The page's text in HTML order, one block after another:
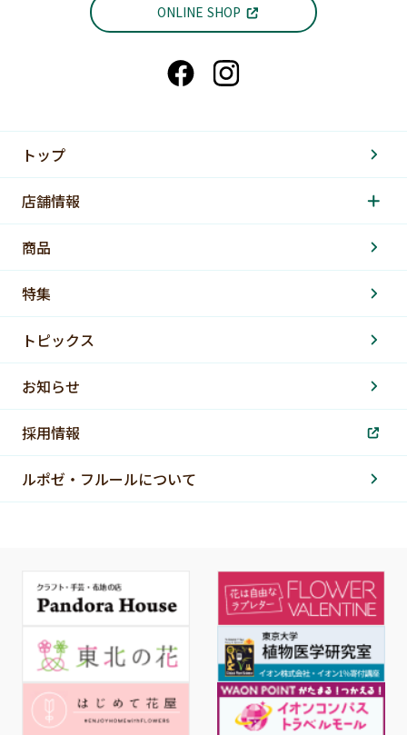
ONLINE SHOP
トップ
店舗情報
商品
特集
トピックス
お知らせ
採用情報
ルポゼ・フルールについて